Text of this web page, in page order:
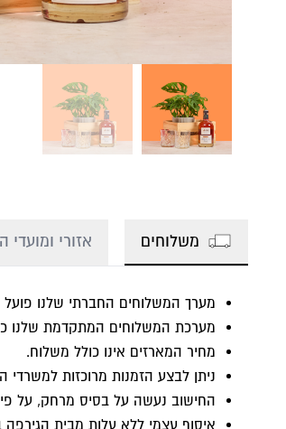
משלוחים אזורי ומועדי
מערך המשלוחים החברתי שלנו פועל
מערכת המשלוחים המתקדמת שלנו
מחיר המארזים אינו כולל משלוח.
ניתן לבצע הזמנות מרוכזות למשרדי
החישוב נעשה על בסיס מרחק, על פי
איסוף עצמי ללא עלות מבית הגירפה